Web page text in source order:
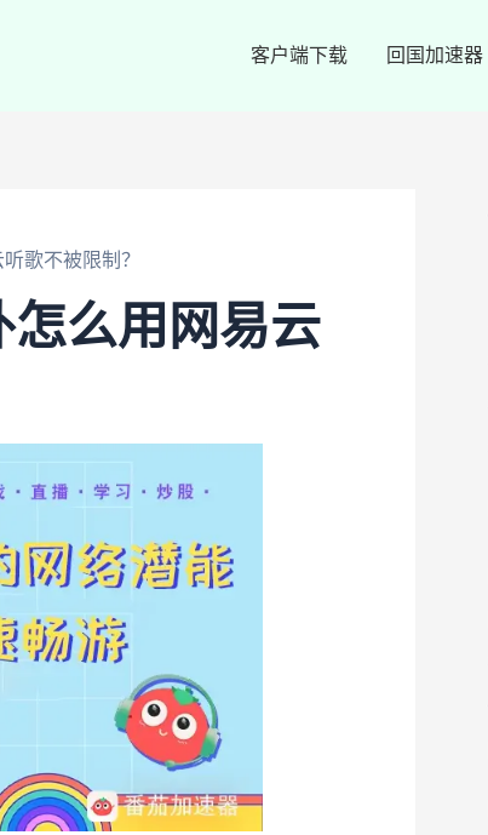
客户端下载 回国加速器
歌不被限制？
么用网易云